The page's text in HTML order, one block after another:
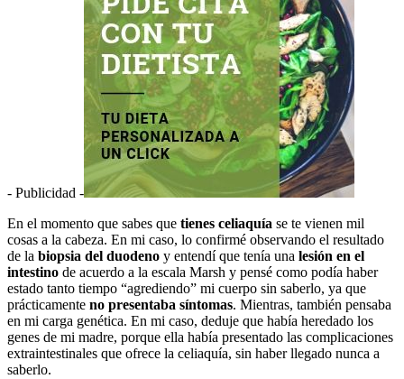
- Publicidad -
En el momento que sabes que tienes celiaquía se te vienen mil
cosas a la cabeza. En mi caso, lo confirmé observando el resultado
de la biopsia del duodeno y entendí que tenía una lesión en el
intestino de acuerdo a la escala Marsh y pensé como podía haber
estado tanto tiempo “agrediendo” mi cuerpo sin saberlo, ya que
prácticamente no presentaba síntomas. Mientras, también pensaba
en mi carga genética. En mi caso, deduje que había heredado los
genes de mi madre, porque ella había presentado las complicaciones
extraintestinales que ofrece la celiaquía, sin haber llegado nunca a
saberlo.